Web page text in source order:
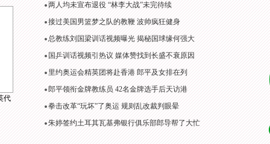
代
两人均未宣布退役 “林李大战”未完待续
接过美国男篮梦之队的教鞭 波帅疯狂健身
总教练刘国梁训话视频曝光 揭秘国球缘何强大
国乒训话视频引热议 媒体赞找到长盛不衰原因
里约奥运会精英团将赴香港 郎平及女排在列
郎平领衔金牌教练员 42名金牌选手后天访港
拳击改革“玩坏”了奥运 规则乱改裁判眼晕
朱婷签约土耳其瓦基弗银行俱乐部郎导帮了大忙